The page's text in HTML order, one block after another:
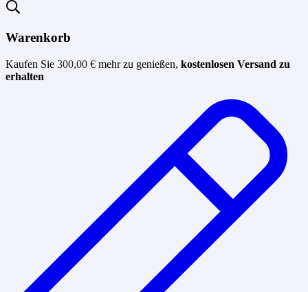
Warenkorb
Kaufen Sie 300,00 € mehr zu genießen, kostenlosen Versand zu
erhalten